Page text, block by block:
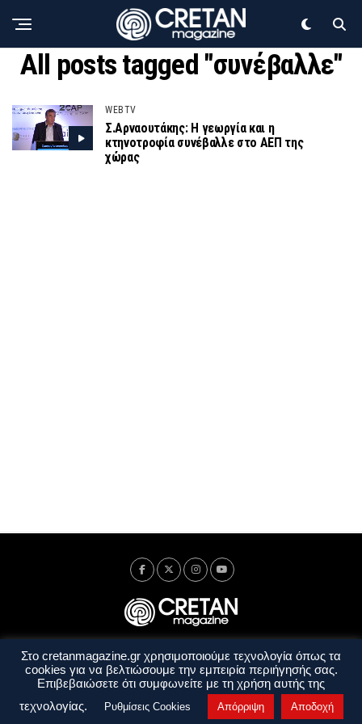
All posts tagged "συνέβαλλε"
WEBTV
Σ.Αρναουτάκης: Η γεωργία και η
κτηνοτροφία συνέβαλλε στο ΑΕΠ της
χώρας
Ταυτότητα Πολιτική Απορρήτου
Όροι Χρήσης
Όροι και Προϋποθέσεις
Στο cretanmagazine.gr χρησιμοποιούμε τεχνολογία όπως τα
cookies για να βελτιώσουμε την εμπειρία περιήγησής σας.
Επιβεβαιώσετε ότι συμφωνείτε με τη χρήση αυτής της
τεχνολογίας.
Ρυθμίσεις Cookies Απόρριψη Αποδοχή